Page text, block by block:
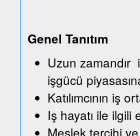
Genel Tanıtım
Uzun zamandır
işgücü
Katılımcının iş
Iş hayatı ile
Meslek tercihi